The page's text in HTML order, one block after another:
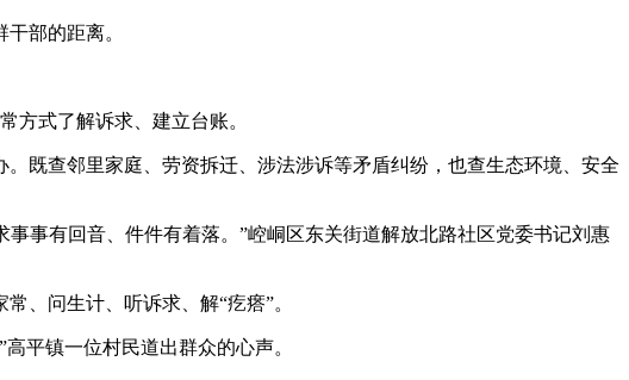
部的距离。
方式了解诉求、建立台账。
查邻里家庭、劳资拆迁、涉法涉诉等矛盾纠纷，也查生态环境、安全
事有回音、件件有着落。”崆峒区东关街道解放北路社区党委书记刘惠
、问生计、听诉求、解“疙瘩”。
平镇一位村民道出群众的心声。